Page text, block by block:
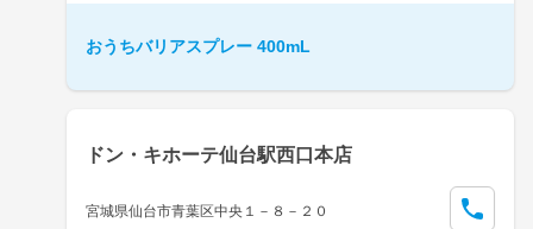
おうちバリアスプレー 400mL
ドン・キホーテ仙台駅西口本店
宮城県仙台市青葉区中央１－８－２０